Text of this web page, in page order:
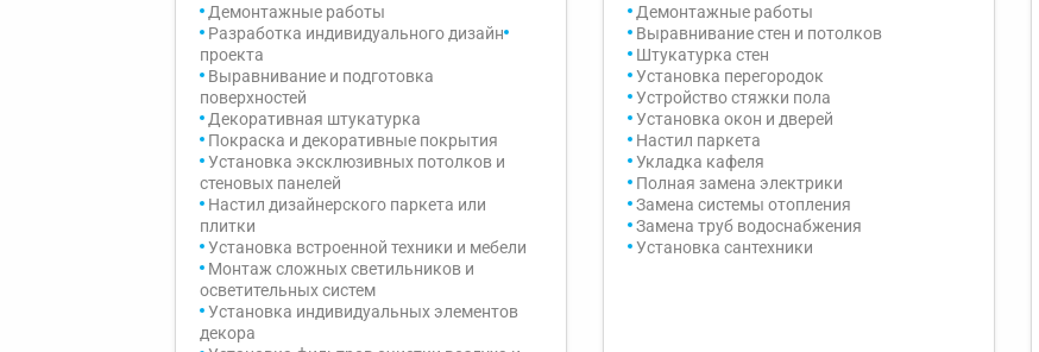
Демонтажные работы
Разработка индивидуального дизайн
проекта
Выравнивание и подготовка
поверхностей
Декоративная штукатурка
Покраска и декоративные покрытия
Установка эксклюзивных потолков и
стеновых панелей
Настил дизайнерского паркета или
плитки
Установка встроенной техники и мебели
Монтаж сложных светильников и
осветительных систем
Установка индивидуальных элементов
декора
Демонтажные работы
Выравнивание стен и потолков
Штукатурка стен
Установка перегородок
Устройство стяжки пола
Установка окон и дверей
Настил паркета
Укладка кафеля
Полная замена электрики
Замена системы отопления
Замена труб водоснабжения
Установка сантехники